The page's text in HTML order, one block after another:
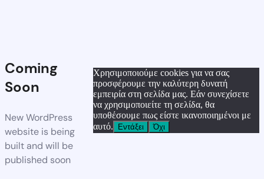
Coming
Soon
New WordPress
website is being
built and will be
published soon
Χρησιμοποιούμε cookies για να σας
προσφέρουμε την καλύτερη δυνατή
εμπειρία στη σελίδα μας. Εάν συνεχίσετε
να χρησιμοποιείτε τη σελίδα, θα
υποθέσουμε πως είστε ικανοποιημένοι με
αυτό.
Εντάξει Όχι